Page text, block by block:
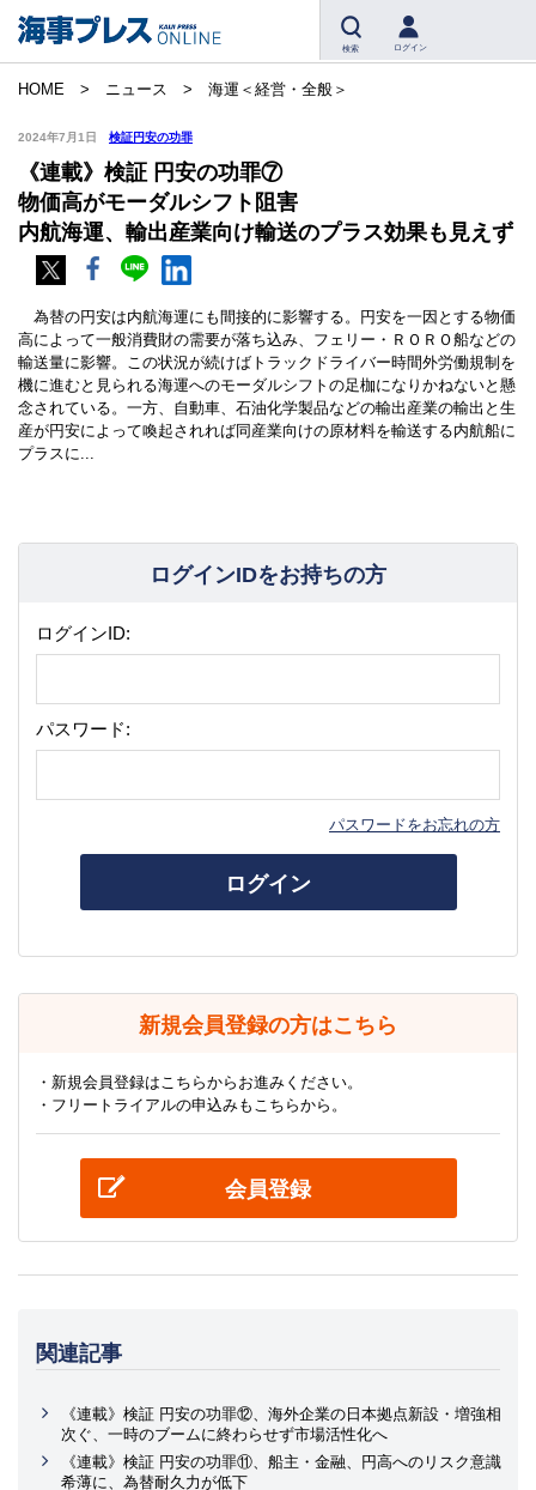
検索 ログイン
HOME ニュース 海運＜経営・全般＞
2024年7月1日 検証円安の功罪
《連載》検証 円安の功罪⑦
物価高がモーダルシフト阻害
内航海運、輸出産業向け輸送のプラス効果も見えず
為替の円安は内航海運にも間接的に影響する。円安を一因とする物価
高によって一般消費財の需要が落ち込み、フェリー・ＲＯＲＯ船などの
輸送量に影響。この状況が続けばトラックドライバー時間外労働規制を
機に進むと見られる海運へのモーダルシフトの足枷になりかねないと懸
念されている。一方、自動車、石油化学製品などの輸出産業の輸出と生
産が円安によって喚起されれば同産業向けの原材料を輸送する内航船に
プラスに...
ログインIDをお持ちの方
ログインID:
パスワード:
パスワードをお忘れの方
ログイン
新規会員登録の方はこちら
・新規会員登録はこちらからお進みください。
・フリートライアルの申込みもこちらから。
会員登録
関連記事
《連載》検証 円安の功罪⑫、海外企業の日本拠点新設・増強相
次ぐ、一時のブームに終わらせず市場活性化へ
《連載》検証 円安の功罪⑪、船主・金融、円高へのリスク意識
希薄に、為替耐久力が低下